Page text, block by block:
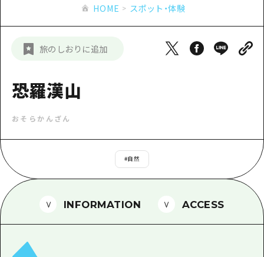
ナイトライフ
定番
備北
芸北
日帰り
2泊3日
芸北
山口県東部
島根県
アクセス
お得な周遊チケット
HIROSHIMA FREE Wi-Fi
観光案内所
広島県を訪れる外国人旅行者向け情報一
ボランティアガイド
新着情報
事業者・学校関係者の皆さま
HOME スポット・体験
旅のしおりに追加
恐羅漢山
おそらかんざん
#自然
INFORMATION ACCESS